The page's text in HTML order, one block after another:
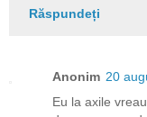
Răspundeți
Anonim 20
Eu la axile